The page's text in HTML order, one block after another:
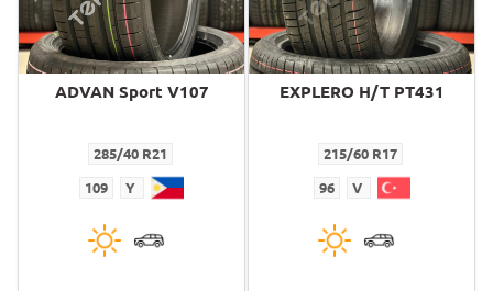
ADVAN Sport V107
285/40 R21
109 Y
EXPLERO H/T PT431
215/60 R17
96 V